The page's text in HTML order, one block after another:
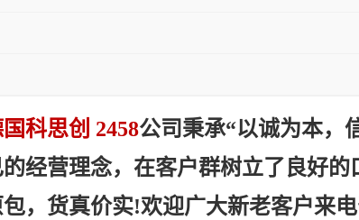
科思创 2458公司秉承“以诚为本，
经营理念，在客户群树立了良好
，货真价实!欢迎广大新老客户来电